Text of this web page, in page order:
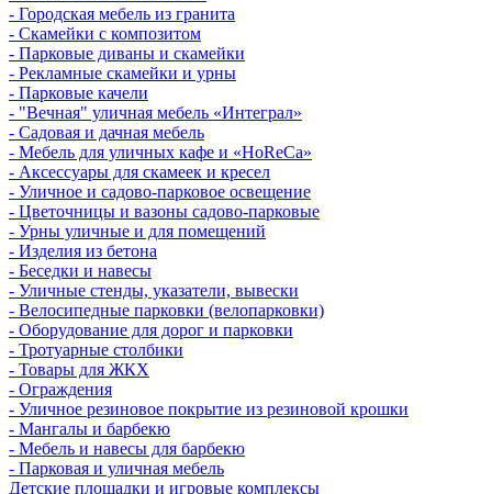
- Городская мебель из гранита
- Скамейки с композитом
- Парковые диваны и скамейки
- Рекламные скамейки и урны
- Парковые качели
- "Вечная" уличная мебель «Интеграл»
- Садовая и дачная мебель
- Мебель для уличных кафе и «HoReCa»
- Аксессуары для скамеек и кресел
- Уличное и садово-парковое освещение
- Цветочницы и вазоны садово-парковые
- Урны уличные и для помещений
- Изделия из бетона
- Беседки и навесы
- Уличные стенды, указатели, вывески
- Велосипедные парковки (велопарковки)
- Оборудование для дорог и парковки
- Тротуарные столбики
- Товары для ЖКХ
- Ограждения
- Уличное резиновое покрытие из резиновой крошки
- Мангалы и барбекю
- Мебель и навесы для барбекю
- Парковая и уличная мебель
Детские площадки и игровые комплексы